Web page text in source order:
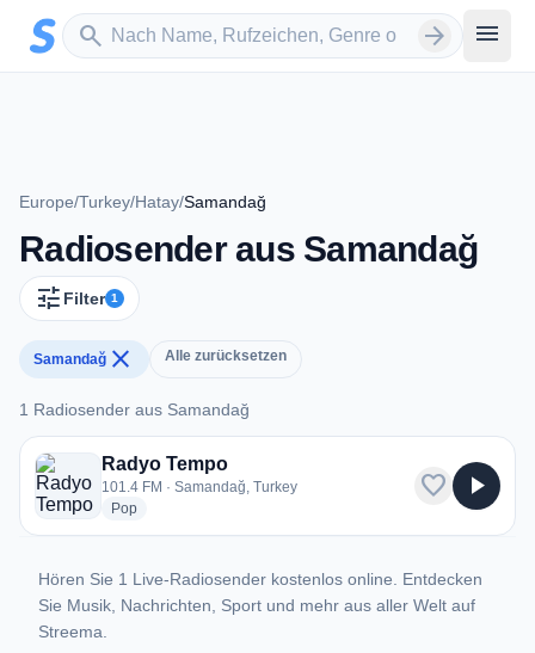
Zum Hauptinhalt springen
search
Sender suchen arrow_forward menu
Europe/Turkey/Hatay/Samandağ
Radiosender aus Samandağ
tune Filter 1
Samandağ close Alle zurücksetzen
1 Radiosender aus Samandağ
1 Radiosender aus Samandağ
Radyo Tempo
101.4 FM · Samandağ, Turkey
Popradio stations
favorite play_arrow
Hören Sie 1 Live-Radiosender kostenlos online. Entdecken
Sie Musik, Nachrichten, Sport und mehr aus aller Welt auf
Streema.